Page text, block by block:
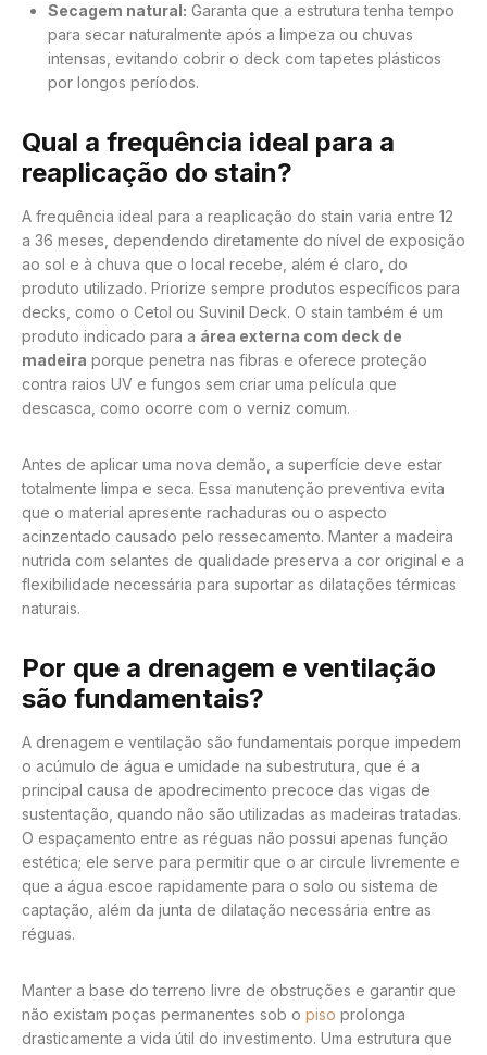
Secagem natural: Garanta que a estrutura tenha tempo
para secar naturalmente após a limpeza ou chuvas
intensas, evitando cobrir o deck com tapetes plásticos
por longos períodos.
Qual a frequência ideal para a
reaplicação do stain?
A frequência ideal para a reaplicação do stain varia entre 12
a 36 meses, dependendo diretamente do nível de exposição
ao sol e à chuva que o local recebe, além é claro, do
produto utilizado. Priorize sempre produtos específicos para
decks, como o Cetol ou Suvinil Deck. O stain também é um
produto indicado para a área externa com deck de
madeira porque penetra nas fibras e oferece proteção
contra raios UV e fungos sem criar uma película que
descasca, como ocorre com o verniz comum.
Antes de aplicar uma nova demão, a superfície deve estar
totalmente limpa e seca. Essa manutenção preventiva evita
que o material apresente rachaduras ou o aspecto
acinzentado causado pelo ressecamento. Manter a madeira
nutrida com selantes de qualidade preserva a cor original e a
flexibilidade necessária para suportar as dilatações térmicas
naturais.
Por que a drenagem e ventilação
são fundamentais?
A drenagem e ventilação são fundamentais porque impedem
o acúmulo de água e umidade na subestrutura, que é a
principal causa de apodrecimento precoce das vigas de
sustentação, quando não são utilizadas as madeiras tratadas.
O espaçamento entre as réguas não possui apenas função
estética; ele serve para permitir que o ar circule livremente e
que a água escoe rapidamente para o solo ou sistema de
captação, além da junta de dilatação necessária entre as
réguas.
Manter a base do terreno livre de obstruções e garantir que
não existam poças permanentes sob o piso prolonga
drasticamente a vida útil do investimento. Uma estrutura que